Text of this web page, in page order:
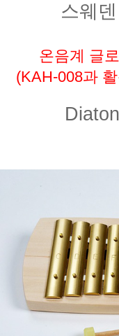
스웨
온음계 글
(KAH-008과